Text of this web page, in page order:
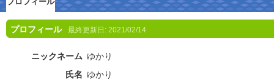
プロフィール 最終更新日: 2021/02/14
ニックネーム ゆかり
氏名 ゆかり